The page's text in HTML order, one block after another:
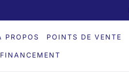
PROPOS POINTS DE VENTE